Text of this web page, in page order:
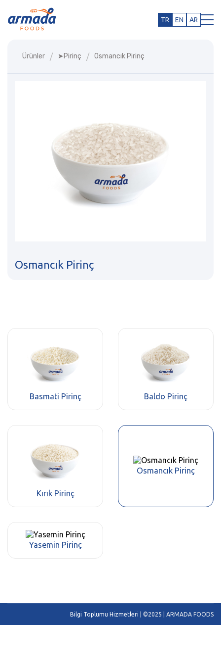
TR EN AR
Ürünler ➤pirinç Osmancık Pirinç
Osmancık Pirinç
Basmati Pirinç Baldo Pirinç
Kırık Pirinç
Osmancık Pirinç
Yasemin Pirinç
Bilgi Toplumu Hizmetleri | ©2025 | ARMADA FOODS